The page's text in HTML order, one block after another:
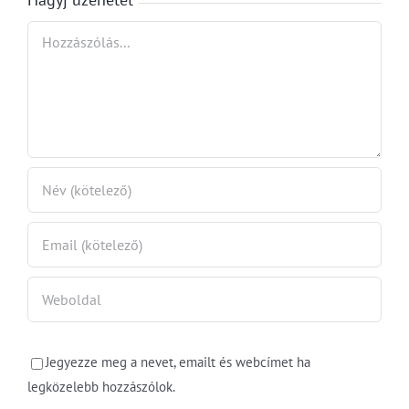
Jegyezze meg a nevet, emailt és webcímet ha
legközelebb hozzászólok.